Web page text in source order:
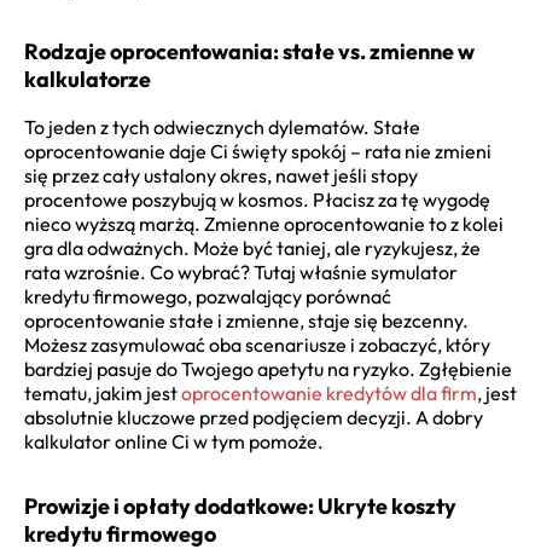
Rodzaje oprocentowania: stałe vs. zmienne w
kalkulatorze
To jeden z tych odwiecznych dylematów. Stałe
oprocentowanie daje Ci święty spokój – rata nie zmieni
się przez cały ustalony okres, nawet jeśli stopy
procentowe poszybują w kosmos. Płacisz za tę wygodę
nieco wyższą marżą. Zmienne oprocentowanie to z kolei
gra dla odważnych. Może być taniej, ale ryzykujesz, że
rata wzrośnie. Co wybrać? Tutaj właśnie symulator
kredytu firmowego, pozwalający porównać
oprocentowanie stałe i zmienne, staje się bezcenny.
Możesz zasymulować oba scenariusze i zobaczyć, który
bardziej pasuje do Twojego apetytu na ryzyko. Zgłębienie
tematu, jakim jestoprocentowanie kredytów dla firm, jest
absolutnie kluczowe przed podjęciem decyzji. A dobry
kalkulator online Ci w tym pomoże.
Prowizje i opłaty dodatkowe: Ukryte koszty
kredytu firmowego